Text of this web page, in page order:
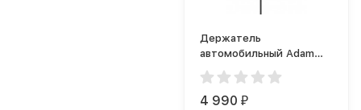
Держатель
автомобильный Adam
Elements OMNIA C2,
чёрный
4 990₽